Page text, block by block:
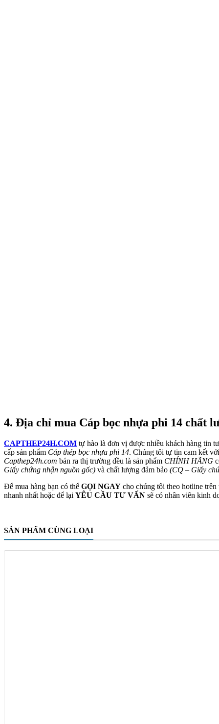
4. Địa chỉ mua Cáp bọc nhựa phi 14 chất
CAPTHEP24H.COM tự hào là đơn vị được nhiều khách hàng tin
cấp sản phẩm Cáp thép bọc nhựa phi 14. Chúng tôi tự tin cam kết
Capthep24h.com bán ra thị trường đều là sản phẩm CHÍNH HÃNG
Giấy chứng nhận nguồn gốc) và chất lượng đảm bảo (CQ – Giấy
Để mua hàng bạn có thể GỌI NGAY cho chúng tôi theo hotline
nhanh nhất hoặc để lại YÊU CẦU TƯ VẤN sẽ có nhân viên kinh
SẢN PHẨM CÙNG LOẠI